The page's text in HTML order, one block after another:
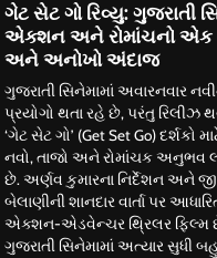
ગેટ સેટ ગો રિવ્યુ: ગુજરાતી
એક્શન અને રોમાંચનો એક
અને અનોખો અંદાજ
ગુજરાતી સિનેમામાં અવારનવાર
પ્રયોગો થતા રહે છે, પરંતુ રિલીઝ
‘ગેટ સેટ ગો’ (Get Set Go) દર્શકો
નવો, તાજો અને રોમાંચક
છે. અર્ણવ કુમારના નિર્દેશન અને
બેલાણીની શાનદાર વાર્તા પર
એક્શન-એડવેન્ચર થ્રિલર ફિલ્મ
ગુજરાતી સિનેમામાં અત્યાર સુધી